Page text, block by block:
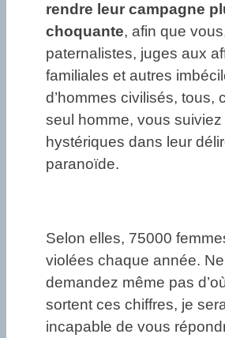
rendre leur campagne
choquante, afin que
paternalistes, juges aux
familiales et autres
d’hommes civilisés, tous,
seul homme, vous suiviez
hystériques dans leur
paranoïde.
Selon elles, 75000
violées chaque année.
demandez même pas
sortent ces chiffres, je
incapable de vous